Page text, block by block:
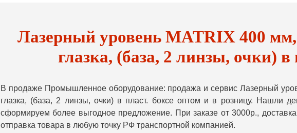
Лазерный уровень MATRIX 400
глазка, (база, 2 линзы, очки) в
В продаже Промышленное оборудование: продажа и сервис Лазерный
глазка, (база, 2 линзы, очки) в пласт. боксе оптом и в розницу. Нашли
сформируем более выгодное предложение. При заказе от 3000р.,
отправка товара в любую точку РФ транспортной компанией.